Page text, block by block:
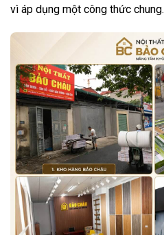
vì áp dụng một công thức chung.